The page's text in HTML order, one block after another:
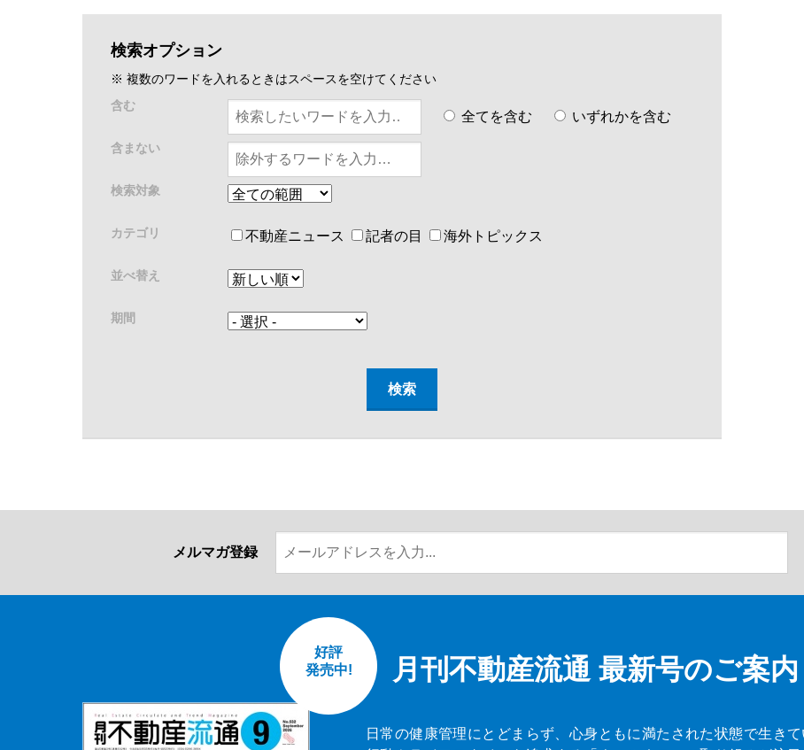
検索オプション
※ 複数のワードを入れるときはスペースを空けてください
含む
全てを含む いずれかを含む
含まない
検索対象
カテゴリ 不動産ニュース 記者の目 海外トピックス
並べ替え
期間
メルマガ登録
月刊不動産流通 最新号のご案内
好評
発売中!
日常の健康管理にとどまらず、心身ともに満たされた状態で生き